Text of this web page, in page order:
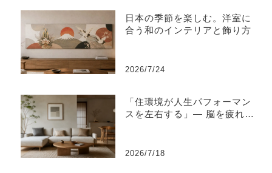
日本の季節を楽しむ。洋室に
合う和のインテリアと飾り方
2026/7/24
「住環境が人生パフォーマン
スを左右する」― 脳を疲れさ
2026/7/18